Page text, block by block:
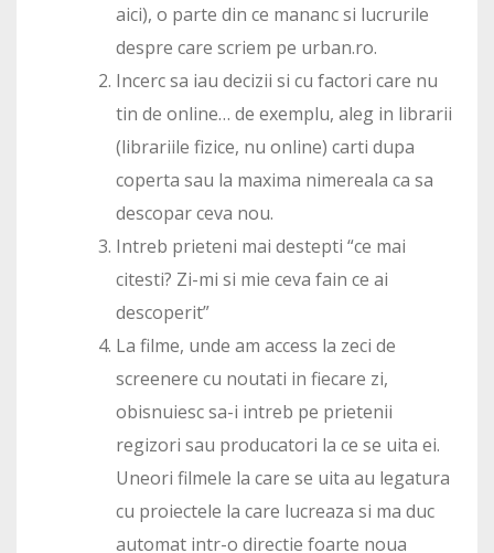
aici), o parte din ce mananc si lucrurile
despre care scriem pe urban.ro.
Incerc sa iau decizii si cu factori care nu
tin de online… de exemplu, aleg in librarii
(librariile fizice, nu online) carti dupa
coperta sau la maxima nimereala ca sa
descopar ceva nou.
Intreb prieteni mai destepti “ce mai
citesti? Zi-mi si mie ceva fain ce ai
descoperit”
La filme, unde am access la zeci de
screenere cu noutati in fiecare zi,
obisnuiesc sa-i intreb pe prietenii
regizori sau producatori la ce se uita ei.
Uneori filmele la care se uita au legatura
cu proiectele la care lucreaza si ma duc
automat intr-o directie foarte noua